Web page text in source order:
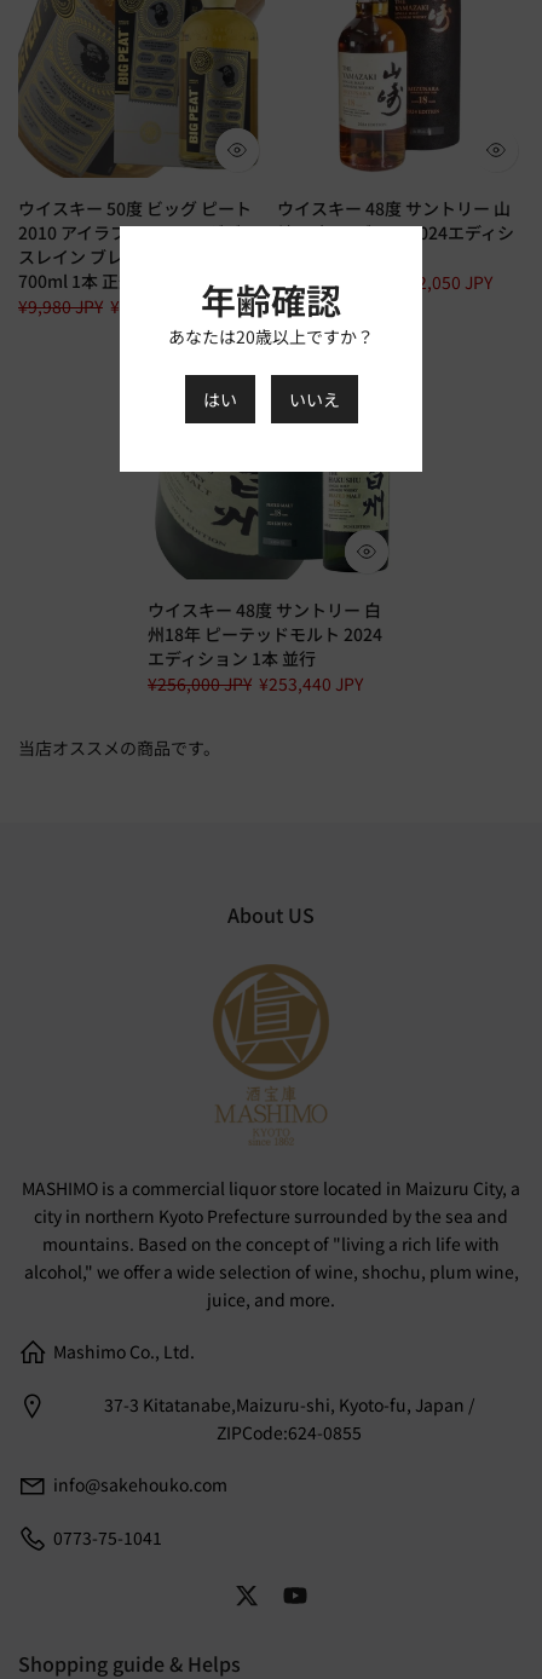
ウイスキー 50度 ビッグ ピート
2010 アイラフェス 2025 ダグラ
スレイン ブレンデッドモルト
700ml 1本 正規
¥9,980 JPY ¥9,880 JPY
ウイスキー 48度 サントリー 山
崎 18年 ミズナラ 2024エディシ
¥295,000 JPY
¥292,050 JPY
ウイスキー 48度 サントリー 白
州18年 ピーテッドモルト 2024
エディション 1本 並行
¥256,000 JPY ¥253,440 JPY
当店オススメの商品です。
About US
MASHIMO is a commercial liquor store located in Maizuru City, a
city in northern Kyoto Prefecture surrounded by the sea and
mountains. Based on the concept of "living a rich life with
alcohol," we offer a wide selection of wine, shochu, plum wine,
juice, and more.
Mashimo Co., Ltd.
37-3 Kitatanabe,Maizuru-shi, Kyoto-fu, Japan /
ZIPCode:624-0855
info@sakehouko.com
0773-75-1041
Shopping guide & Helps
年齢確認
あなたは20歳以上ですか？
はい いいえ